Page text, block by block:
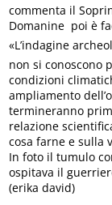
commenta il
Domanine  poi è
«L’indagine
non si conoscono
condizioni
ampliamento
termineranno
relazione
cosa farne e sulla
In foto il tumulo
ospitava il
(erika david)